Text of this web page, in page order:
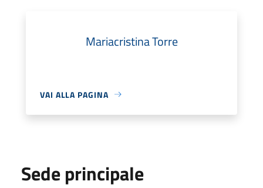
Mariacristina Torre
VAI ALLA PAGINA
Sede principale